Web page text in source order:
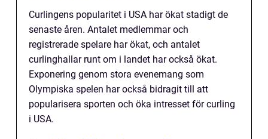
Curlingens popularitet i USA har ökat stadigt de
senaste åren. Antalet medlemmar och
registrerade spelare har ökat, och antalet
curlinghallar runt om i landet har också ökat.
Exponering genom stora evenemang som
Olympiska spelen har också bidragit till att
popularisera sporten och öka intresset för curling
i USA.